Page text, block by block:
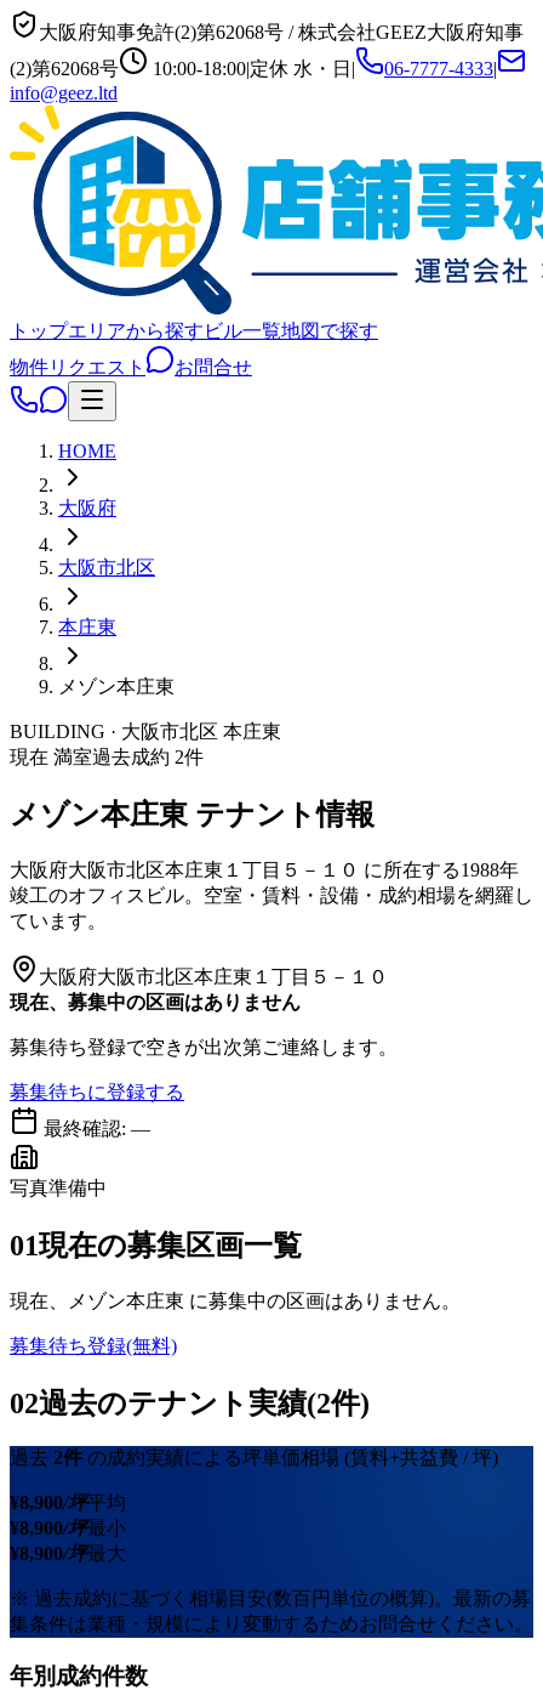
大阪府知事免許(2)第62068号 /株式会社GEEZ大阪府知事
(2)第62068号
10:00-18:00|定休 水・日 | 06-7777-4333|
info@geez.ltd
トップエリアから探す ビル一覧地図で探す
物件リクエスト
お問合せ
HOME
大阪府
大阪市北区
本庄東
メゾン本庄東
BUILDING · 大阪市北区 本庄東
現在 満室過去成約 2件
メゾン本庄東 テナント情報
大阪府大阪市北区本庄東１丁目５－１０ に所在する1988年
竣工のオフィスビル。空室・賃料・設備・成約相場を網羅し
ています。
大阪府大阪市北区本庄東１丁目５－１０
現在、募集中の区画はありません
募集待ち登録で空きが出次第ご連絡します。
募集待ちに登録する
最終確認: —
写真準備中
01現在の募集区画一覧
現在、 メゾン本庄東 に募集中の区画はありません。
募集待ち登録(無料)
02過去のテナント実績(2件)
過去 2件 の成約実績による坪単価相場 (賃料+共益費 / 坪)
¥8,900/坪平均
¥8,900/坪最小
¥8,900/坪最大
※ 過去成約に基づく相場目安(数百円単位の概算)。最新の募
集条件は業種・規模により変動するためお問合せください。
年別成約件数